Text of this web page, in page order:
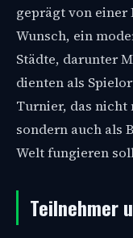
geprägt von einer
Wunsch, ein
Städte, darunter
dienten als
Turnier, das
sondern auch als
Welt fungieren
Teilnehmer